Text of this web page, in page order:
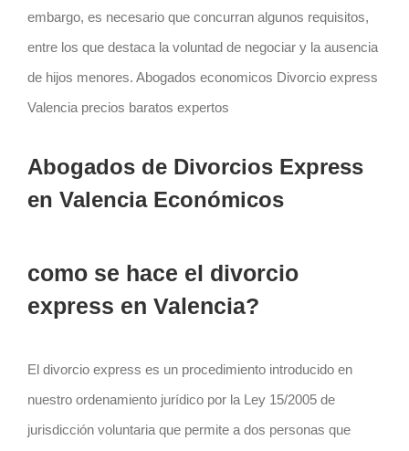
embargo, es necesario que concurran algunos requisitos,
entre los que destaca la voluntad de negociar y la ausencia
de hijos menores. Abogados economicos Divorcio express
Valencia precios baratos expertos
Abogados de Divorcios Express
en Valencia Económicos
como se hace el divorcio
express en Valencia?
El divorcio express es un procedimiento introducido en
nuestro ordenamiento jurídico por la Ley 15/2005 de
jurisdicción voluntaria que permite a dos personas que